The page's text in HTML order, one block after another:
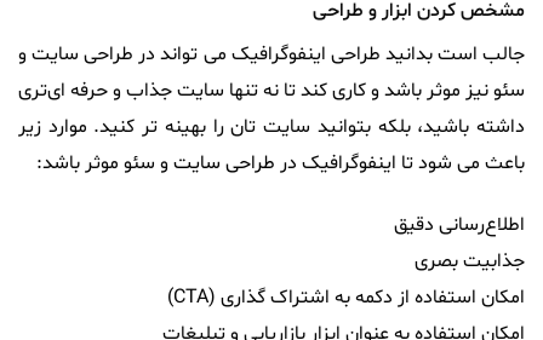
مشخص کردن ابزار و طراحی
جالب است بدانید طراحی اینفوگرافیک می‌ تواند در طراحی سایت و
سئو نیز موثر باشد و کاری کند تا نه‌ تنها سایت جذاب و حرفه‌ ای‌تری
داشته باشید، بلکه بتوانید سایت‌ تان را بهینه‌ تر کنید. موارد زیر
باعث می‌ شود تا اینفوگرافیک در طراحی سایتو سئو موثر باشد:
اطلاع‌رسانی دقیق
جذابیت بصری
امکان استفاده از دکمه به اشتراک گذاری (CTA)
امکان استفاده به عنوان ابزار بازاریابی و تبلیغات